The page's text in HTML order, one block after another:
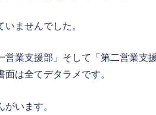
ませんでした。
業支援部」そして「第二営業支
は全てデタラメです。
います。